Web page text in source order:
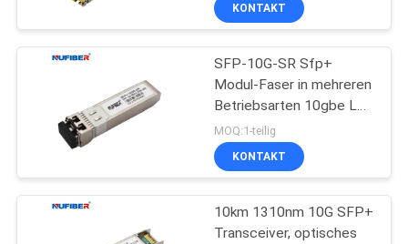
KONTAKT
SFP-10G-SR Sfp+
Modul-Faser in mehreren
Betriebsarten 10gbe Lc
300m 850nm
MOQ:1-teilig
KONTAKT
10km 1310nm 10G SFP+
Transceiver, optisches